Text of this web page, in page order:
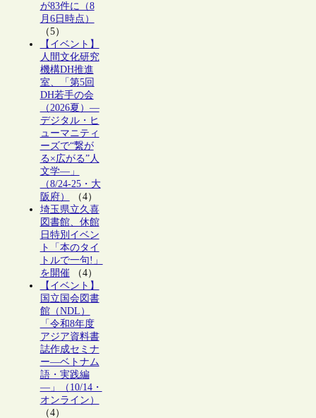
が83件に（8
月6日時点）
（5）
【イベント】
人間文化研究
機構DH推進
室、「第5回
DH若手の会
（2026夏）―
デジタル・ヒ
ューマニティ
ーズで“繋が
る×広がる”人
文学―」
（8/24-25・大
阪府）
（4）
埼玉県立久喜
図書館、休館
日特別イベン
ト「本のタイ
トルで一句!」
を開催（4）
【イベント】
国立国会図書
館（NDL）
「令和8年度
アジア資料書
誌作成セミナ
ー―ベトナム
語・実践編
―」（10/14・
オンライン）
（4）